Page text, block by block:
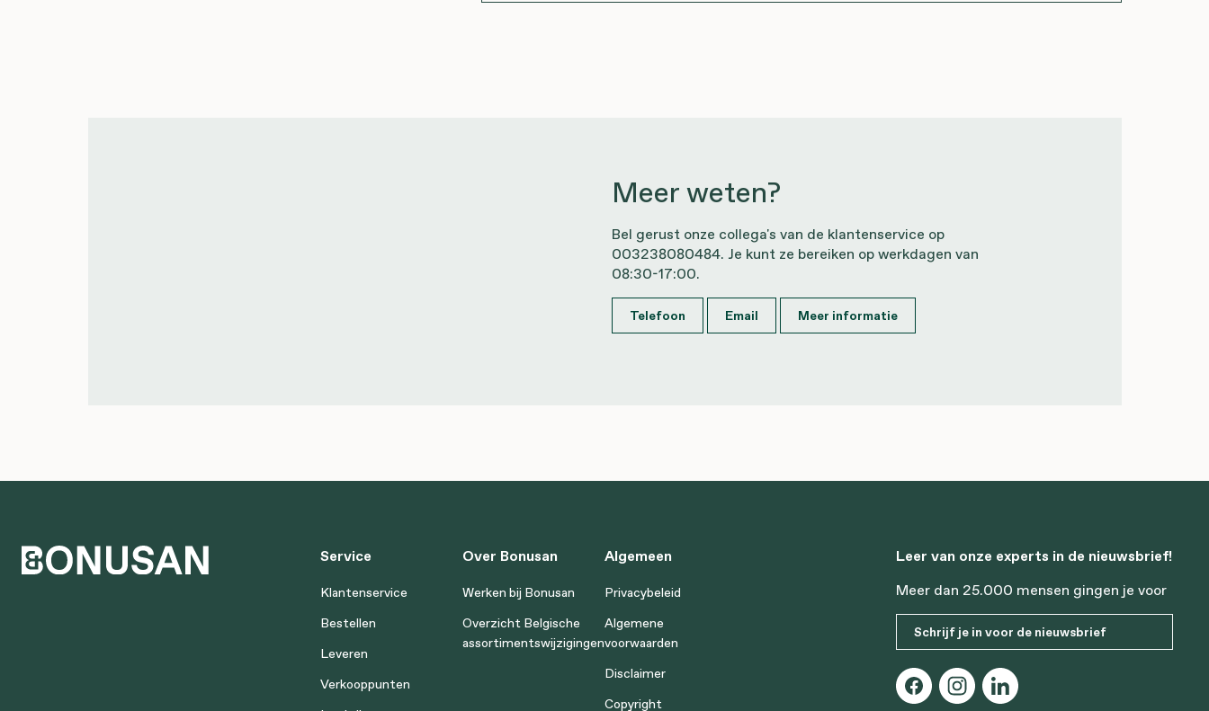
Meer weten?
Bel gerust onze collega's van de klantenservice op
003238080484. Je kunt ze bereiken op werkdagen van
08:30-17:00.
Telefoon Email Meer informatie
Service
Klantenservice
Bestellen
Leveren
Verkooppunten
Over Bonusan
Werken bij Bonusan
Overzicht Belgische
assortimentswijzigingen
Algemeen
Privacybeleid
Algemene
voorwaarden
Disclaimer
Copyright
Leer van onze experts in de nieuwsbrief!
Meer dan 25.000 mensen gingen je voor
Schrijf je in voor de nieuwsbrief